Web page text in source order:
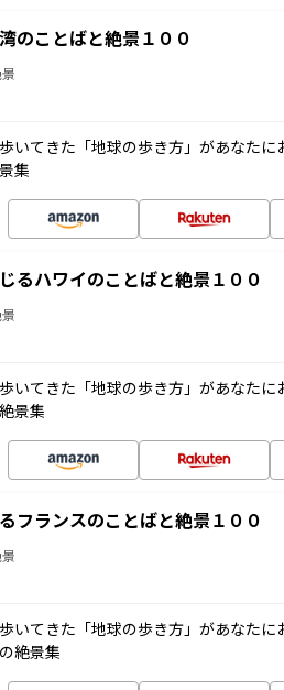
のことばと絶景１００
いてきた「地球の歩き方」があなた
集
るハワイのことばと絶景１００
いてきた「地球の歩き方」があなた
景集
フランスのことばと絶景１００
いてきた「地球の歩き方」があなた
絶景集